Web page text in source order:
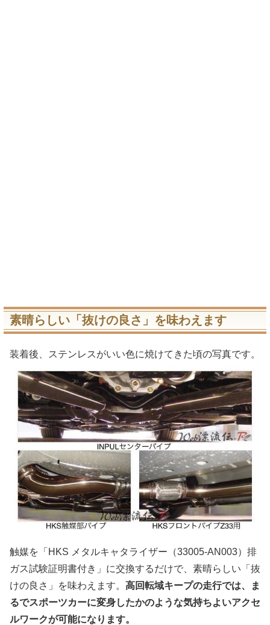
素晴らしい「抜けの良さ」を味わえます
装着後、ステンレスがいい色に焼けてきた頃の写真です。
触媒を「HKS メタルキャタライザー（33005-AN003）排
ガス試験証明書付き」に交換するだけで、素晴らしい「抜
けの良さ」を味わえます。 高回転域キープの走行では、ま
るでスポーツカーに変身したかのような気持ちよいアクセ
ルワークが可能になります。